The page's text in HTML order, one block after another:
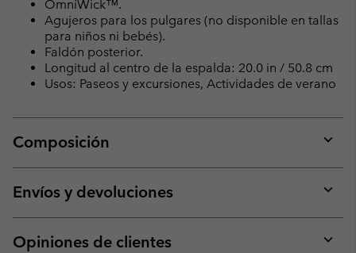
OmniWick™.
Agujeros para los pulgares (no disponible en tallas
para niños ni bebés).
Faldón posterior.
Longitud al centro de la espalda: 20.0 in / 50.8 cm
Usos: Paseos y excursiones, Actividades de verano
Composición
or
Envíos y devoluciones
or
Opiniones de clientes